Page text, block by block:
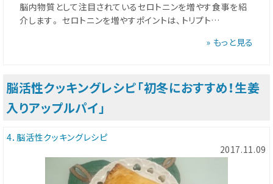
脳内物質として注目されているセロトニンを増やす食事を紹
介します。 セロトニンを増やすポイントは、トリプト…
» もっと見る
脳活性クッキングレシピ「初冬におすすめ！生姜
入りアップルパイ」
4．脳活性クッキングレシピ
2017.11.09